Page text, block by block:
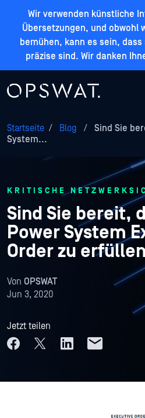
Wir verwenden künstliche
Übersetzungen, und obwohl
bemühen, kann es sein,
präzise sind. Wir danken
Startseite / Blog /
Sind Sie
System...
KRITISCHE
Sind Sie bereit,
Power System
Order zu
Von OPSWAT
Jun 3, 2020
Jetzt teilen